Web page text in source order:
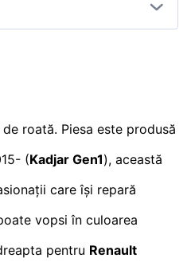
roată. Piesa este produsă
(Kadjar Gen1), această
care își repară
vopsi în culoarea
pentru Renault